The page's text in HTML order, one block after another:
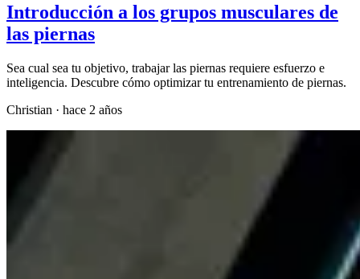
Introducción a los grupos musculares de
las piernas
Sea cual sea tu objetivo, trabajar las piernas requiere esfuerzo e
inteligencia. Descubre cómo optimizar tu entrenamiento de piernas.
Christian · hace 2 años